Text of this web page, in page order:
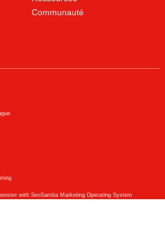
Communauté
with SeoSamba Marketing Operating System